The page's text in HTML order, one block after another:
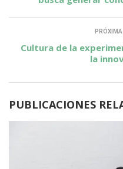
Cultura de la
la
PUBLICACIONES